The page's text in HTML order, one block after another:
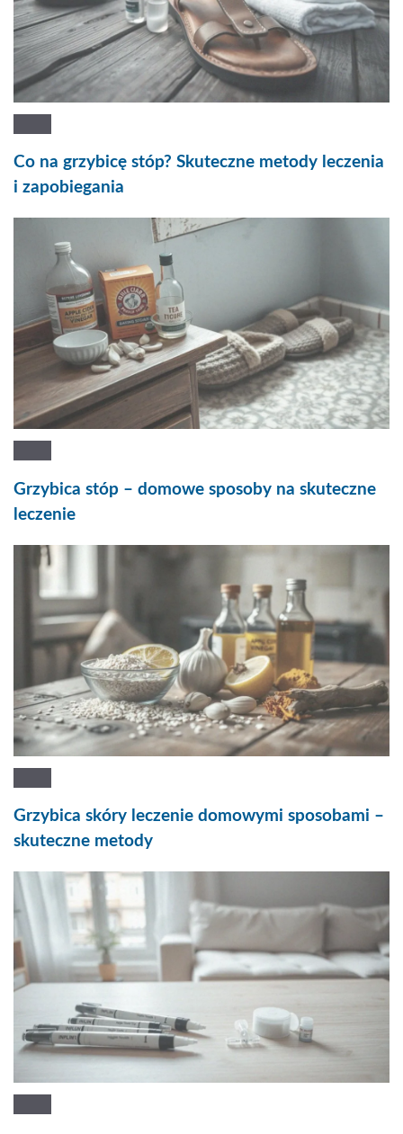
Co na grzybicę stóp? Skuteczne metody leczenia
i zapobiegania
Grzybica stóp – domowe sposoby na skuteczne
leczenie
Grzybica skóry leczenie domowymi sposobami –
skuteczne metody